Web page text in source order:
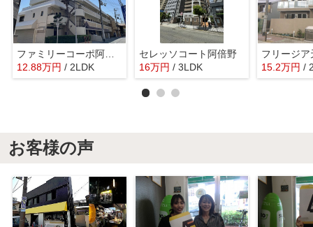
ファミリーコーポ阿倍野
12.88万円 / 2LDK
セレッソコート阿倍野
16万円 / 3LDK
フリージア
15.2万円 /
お客様の声